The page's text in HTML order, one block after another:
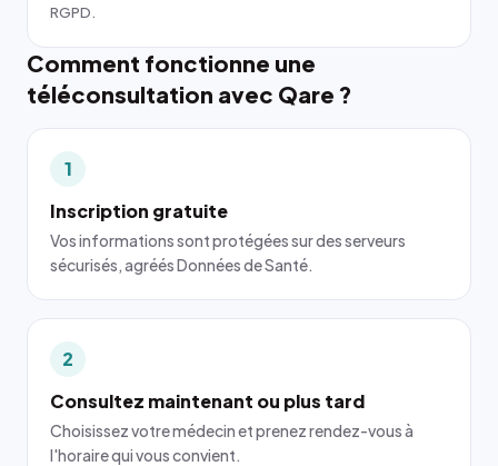
RGPD.
Comment fonctionne une
téléconsultation avec Qare ?
1
Inscription gratuite
Vos informations sont protégées sur des serveurs
sécurisés, agréés Données de Santé.
2
Consultez maintenant ou plus tard
Choisissez votre médecin et prenez rendez-vous à
l'horaire qui vous convient.